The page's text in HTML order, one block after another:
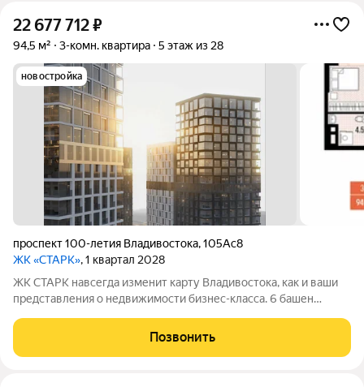
22 677 712₽
94,5 м² 3-комн. квартира 5 этаж из 28
новостройка
проспект 100-летия Владивостока,105Ас8
ЖК «СТАРК», 1 квартал 2028
ЖК СТАРК навсегда изменит карту Владивостока, как и ваши
представления о недвижимости бизнес-класса. 6 башен
исторически значимом районе Второй речки. Вас ждёт
бескомпромиссный комфорт с индивидуально
Позвонить